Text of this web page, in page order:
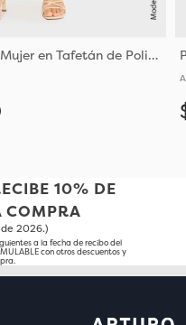
Pantalón para Mujer en Tafetán de Poliéster con Elastano
10% DE
COMPRA
2026.)
a la fecha de recibo del
con otros descuentos y